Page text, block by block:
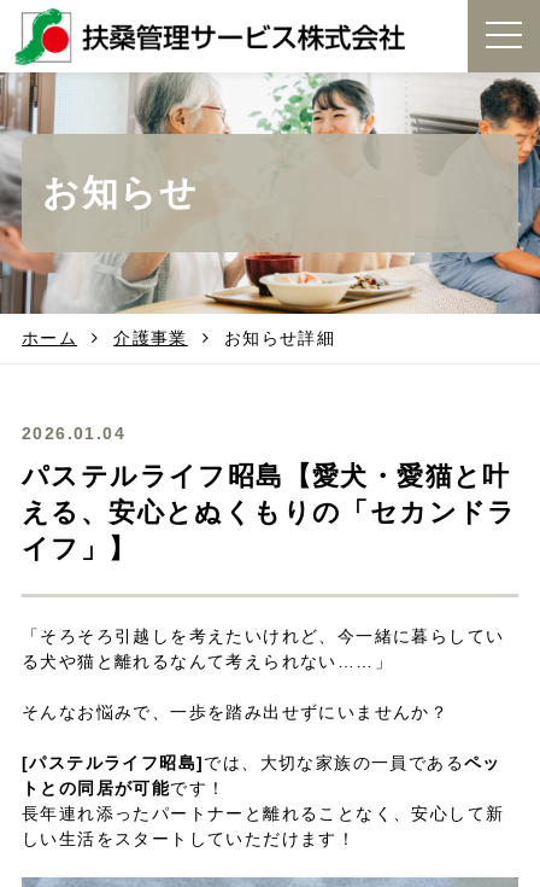
t
g
g
l
i
g
a
お知らせ
ホーム 介護事業 お知らせ詳細
2026.01.04
パステルライフ昭島【愛犬・愛猫と叶
える、安心とぬくもりの「セカンドラ
イフ」】
「そろそろ引越しを考えたいけれど、今一緒に暮らしてい
る犬や猫と離れるなんて考えられない……」
そんなお悩みで、一歩を踏み出せずにいませんか？
[パステルライフ昭島]では、大切な家族の一員であるペッ
トとの同居が可能です！
長年連れ添ったパートナーと離れることなく、安心して新
しい生活をスタートしていただけます！